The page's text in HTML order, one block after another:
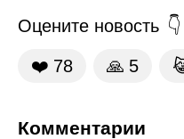
Оцените новость
❤️ 78 🙏 5
Комментарии